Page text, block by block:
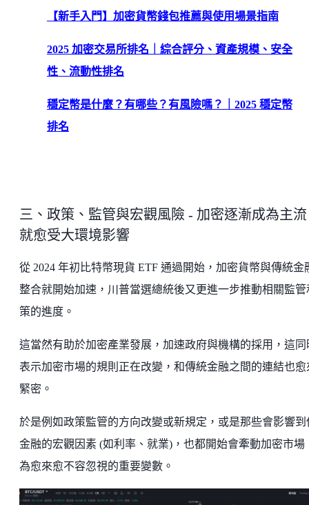
【新手入門】加密貨幣錢包推薦與使用場景指南
2025 加密交易所排名｜綜合評分、資產規模、安全
性、流動性排名
穩定幣是什麼？有哪些？有風險嗎？｜2025 穩定幣
排名
三、政策、監管與宏觀風險 - 加密逐漸成為主
就愈受大環境影響
從 2024 年初比特幣現貨 ETF 通過開始，加密貨幣與傳統金
整合就開始加速，川普當選總統後又更進一步推動相關監管
策的進度。
這當然有助於加密產業發展，加速政府與機構的採用，這同
表示加密市場的規則正在改變，和傳統金融之間的連結也愈
緊密。
於是例如政策監管的方向改變或新規定，或是那些會影響到
金融的宏觀因素 (如利率、就業)，也都開始會牽動加密市場
為愈來愈不容忽視的重要變數。